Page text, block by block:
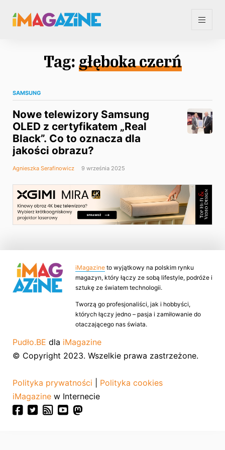
Tag: głęboka czerń
SAMSUNG
Nowe telewizory Samsung
OLED z certyfikatem „Real
Black”. Co to oznacza dla
jakości obrazu?
Agnieszka Serafinowicz 9 września 2025
iMagazine to wyjątkowy na polskim rynku
magazyn, który łączy ze sobą lifestyle, podróże i
sztukę ze światem technologii.
Tworzą go profesjonaliści, jak i hobbyści,
których łączy jedno – pasja i zamiłowanie do
otaczającego nas świata.
Pudło.BE dla iMagazine
© Copyright 2023. Wszelkie prawa zastrzeżone.
Polityka prywatności
Polityka cookies
iMagazine w Internecie